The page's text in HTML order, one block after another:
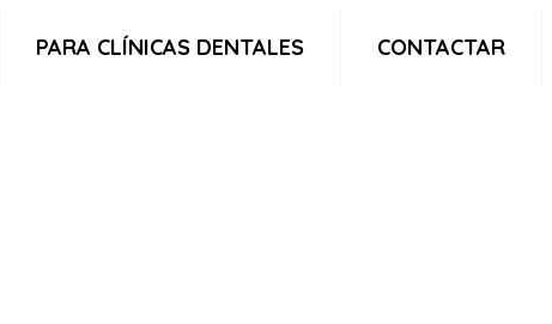
PARA CLÍNICAS DENTALES CONTACTAR